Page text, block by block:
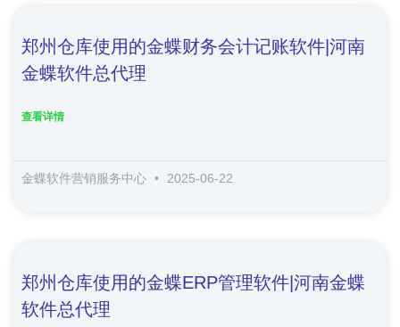
郑州仓库使用的金蝶财务会计记账软件|河南
金蝶软件总代理
查看详情
金蝶软件营销服务中心 2025-06-22
郑州仓库使用的金蝶ERP管理软件|河南金蝶
软件总代理